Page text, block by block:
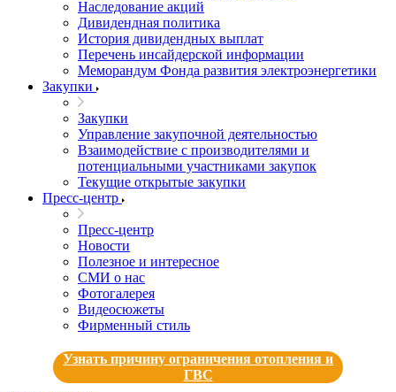
Наследование акций
Дивидендная политика
История дивидендных выплат
Перечень инсайдерской информации
Меморандум Фонда развития электроэнергетики
Закупки
Закупки
Управление закупочной деятельностью
Взаимодействие с производителями и
потенциальными участниками закупок
Текущие открытые закупки
Пресс-центр
Пресс-центр
Новости
Полезное и интересное
СМИ о нас
Фотогалерея
Видеосюжеты
Фирменный стиль
Узнать причину ограничения отопления и
ГВС